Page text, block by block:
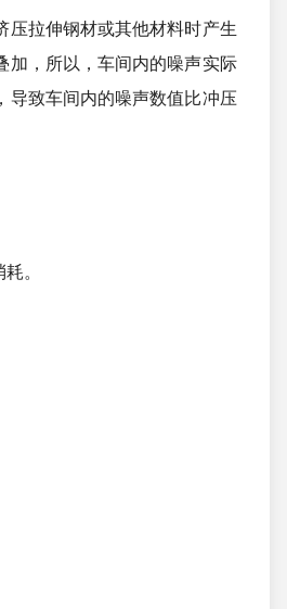
压拉伸钢材或其他材料时产生
加，所以，车间内的噪声实际
导致车间内的噪声数值比冲压
。